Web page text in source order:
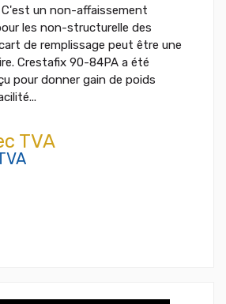
un non-affaissement
les non-structurelle des
de remplissage peut être une
Crestafix 90-84PA a été
pour donner gain de poids
TVA